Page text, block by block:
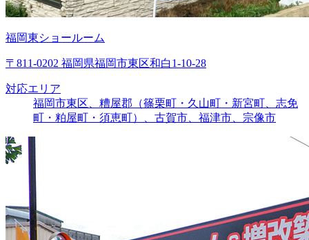
福岡東ショールーム
〒811-0202 福岡県福岡市東区和白1-10-28
対応エリア
福岡市東区、糟屋郡（篠栗町・久山町・新宮町、志免
町・粕屋町・須恵町）、古賀市、福津市、宗像市